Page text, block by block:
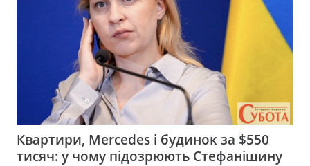
Квартири, Mercedes і будинок за $550
тисяч: у чому підозрюють Стефанішину